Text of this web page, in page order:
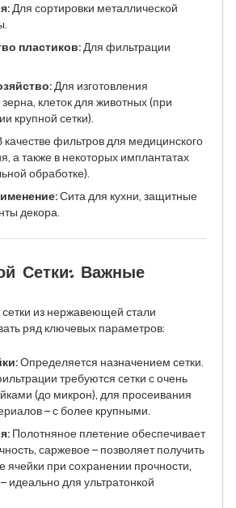
Для сортировки металлической
пластиков:Для фильтрации
Для изготовления
клеток для животных (при
крупной сетки).
фильтров для медицинского
а также в некоторых имплантатах
обработке).
Сита для кухни, защитные
декора.
Сетки: Важные
из нержавеющей стали
ряд ключевых параметров:
Определяется назначением сетки.
требуются сетки с очень
(до микрон), для просеивания
– с более крупными.
Полотняное плетение обеспечивает
саржевое – позволяет получить
ячейки при сохранении прочности,
идеально для ультратонкой